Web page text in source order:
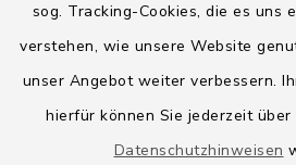
sog. Tracking-Cookies, die es uns
verstehen, wie unsere Website
unser Angebot weiter verbessern.
hierfür können Sie jederzeit über
Datenschutzhinweisen
Quicklinks
Amt Boostedt-Rickling
Amtsbroschüre